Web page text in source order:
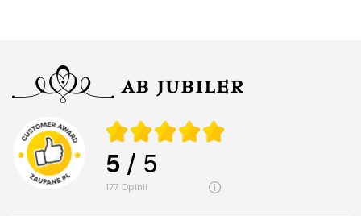
5 / 5
177 opinii